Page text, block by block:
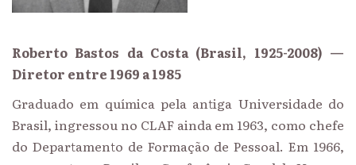
Roberto Bastos da Costa (Brasil, 1925-2008) —
Diretor entre 1969 a 1985
Graduado em química pela antiga Universidade do
Brasil, ingressou no CLAF ainda em 1963, como chefe
do Departamento de Formação de Pessoal. Em 1966,